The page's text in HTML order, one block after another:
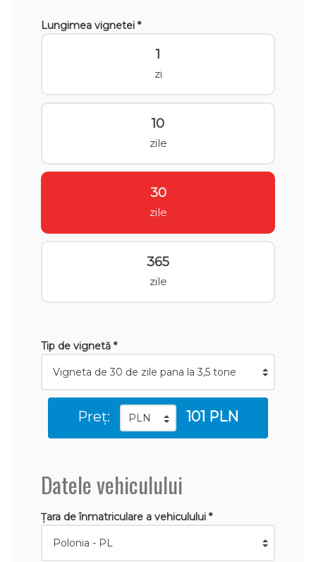
Lungimea vignetei *
1
zi
10
zile
30
zile
365
zile
Tip de vignetă *
Preț: 101 PLN
Datele vehiculului
Țara de înmatriculare a vehiculului *